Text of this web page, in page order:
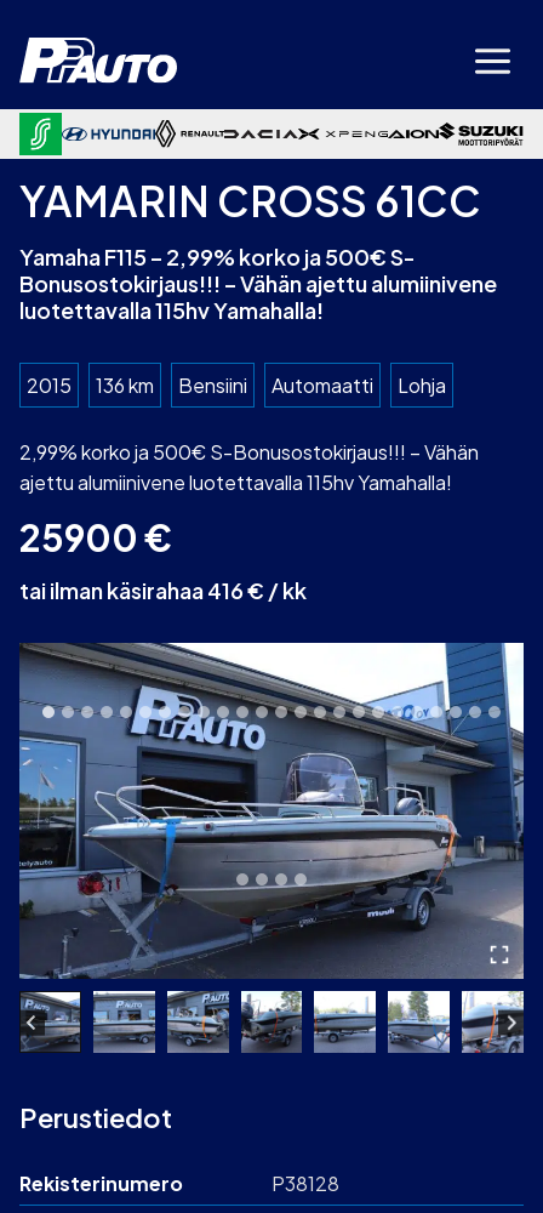
sisältöön
YAMARIN CROSS 61CC
Yamaha F115 – 2,99% korko ja 500€ S-
Bonusostokirjaus!!! – Vähän ajettu alumiinivene
luotettavalla 115hv Yamahalla!
2015 136 km Bensiini Automaatti Lohja
2,99% korko ja 500€ S-Bonusostokirjaus!!! – Vähän
ajettu alumiinivene luotettavalla 115hv Yamahalla!
25900€
tai ilman käsirahaa 416 € / kk
Perustiedot
Rekisterinumero
P38128